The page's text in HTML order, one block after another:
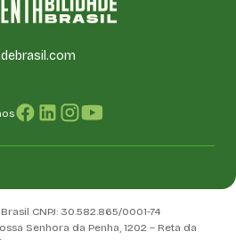
CNPJ: 30.582.865/0001-74
Senhora da Penha, 1202 – Reta da